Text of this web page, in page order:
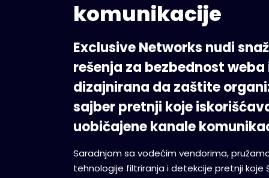
komunikacije
Exclusive Networks nudi
rešenja za bezbednost weba
dizajnirana da zaštite
sajber pretnji koje
uobičajene kanale
Saradnjom sa vodećim vendorima,
tehnologije filtriranja i detekcije pretnji koje